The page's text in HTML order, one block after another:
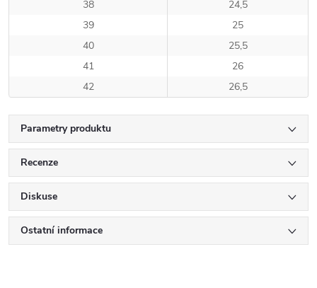
38
24,5
39
25
40
25,5
41
26
42
26,5
Parametry produktu
Recenze
Diskuse
Ostatní informace